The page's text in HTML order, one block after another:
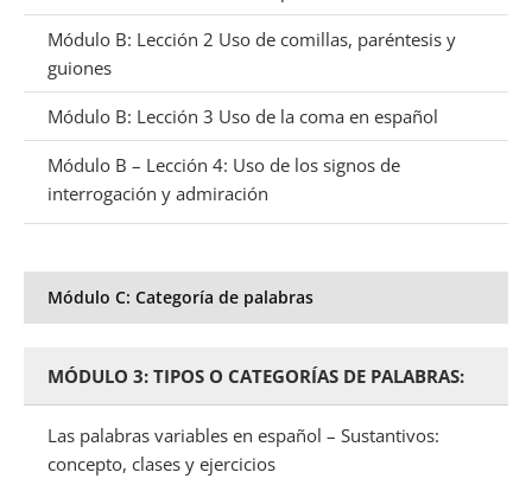
Módulo B: Lección 2 Uso de comillas, paréntesis y
guiones
Módulo B: Lección 3 Uso de la coma en español
Módulo B – Lección 4: Uso de los signos de
interrogación y admiración
Módulo C: Categoría de palabras
MÓDULO 3: TIPOS O CATEGORÍAS DE PALABRAS:
Las palabras variables en español – Sustantivos:
concepto, clases y ejercicios